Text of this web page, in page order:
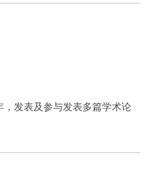
，发表及参与发表多篇学术论